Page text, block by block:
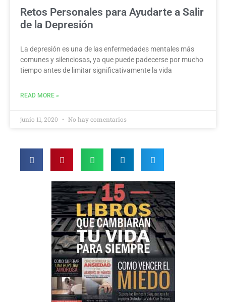
Retos Personales para Ayudarte a Salir
de la Depresión
La depresión es una de las enfermedades mentales más
comunes y silenciosas, ya que puede padecerse por mucho
tiempo antes de limitar significativamente la vida
READ MORE »
junio 11, 2020 No hay comentarios